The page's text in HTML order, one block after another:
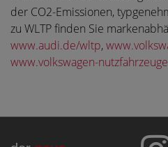
der CO2-Emissionen,
zu WLTP finden Sie
www.audi.de/wltp,
www.volkswagen-